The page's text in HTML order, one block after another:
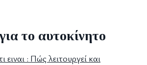
το αυτοκίνητο
ειναι : Πώς λειτουργεί και